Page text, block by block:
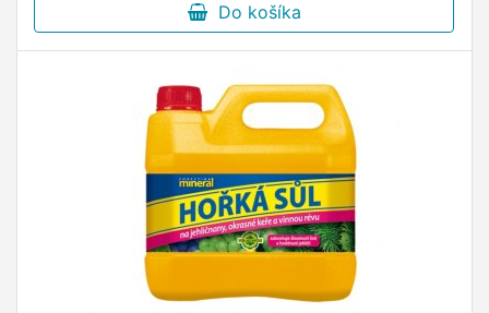
Do košíka